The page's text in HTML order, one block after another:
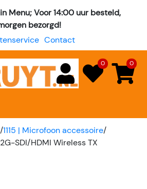
Menu; Voor 14:00 uur besteld,
bezorgd!
Contact
0 0
/1115 | Microfoon accessoire/
SDI/HDMI Wireless TX